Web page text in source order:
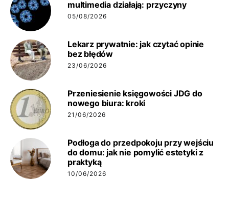
multimedia działają: przyczyny
05/08/2026
Lekarz prywatnie: jak czytać opinie
bez błędów
23/06/2026
Przeniesienie księgowości JDG do
nowego biura: kroki
21/06/2026
Podłoga do przedpokoju przy wejściu
do domu: jak nie pomylić estetyki z
praktyką
10/06/2026